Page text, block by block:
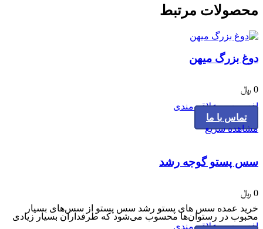
محصولات مرتبط
دوغ بزرگ میهن
0 ﷼
افزودن به علاقه مندی
تماس با ما
مشاهده سریع
سس پستو گوجه رشد
0 ﷼
خرید عمده سس های پستو رشد سس پستو از سس‌های بسیار
محبوب در رستوان‌ها محسوب می‌شود که طرفداران بسیار زیادی
افزودن به علاقه مندی